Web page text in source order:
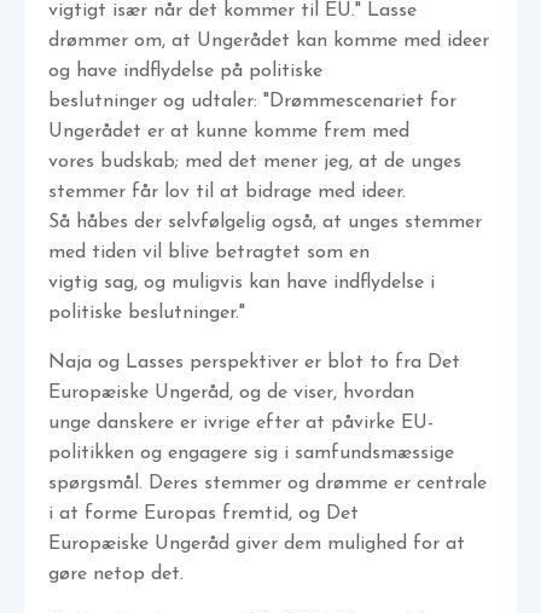
vigtigt især når det kommer til EU." Lasse
drømmer om, at Ungerådet kan komme med ideer
og have indflydelse på politiske
beslutninger og udtaler: "Drømmescenariet for
Ungerådet er at kunne komme frem med
vores budskab; med det mener jeg, at de unges
stemmer får lov til at bidrage med ideer.
Så håbes der selvfølgelig også, at unges stemmer
med tiden vil blive betragtet som en
vigtig sag, og muligvis kan have indflydelse i
politiske beslutninger."
Naja og Lasses perspektiver er blot to fra Det
Europæiske Ungeråd, og de viser, hvordan
unge danskere er ivrige efter at påvirke EU-
politikken og engagere sig i samfundsmæssige
spørgsmål. Deres stemmer og drømme er centrale
i at forme Europas fremtid, og Det
Europæiske Ungeråd giver dem mulighed for at
gøre netop det.